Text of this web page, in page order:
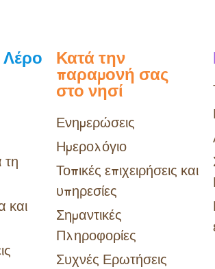
Λέρο
τη
και
Κατά την
παραμονή σας
στο νησί
Ενημερώσεις
Ημερολόγιο
Τοπικές επιχειρήσεις και
υπηρεσίες
Σημαντικές
Πληροφορίες
Συχνές Ερωτήσεις